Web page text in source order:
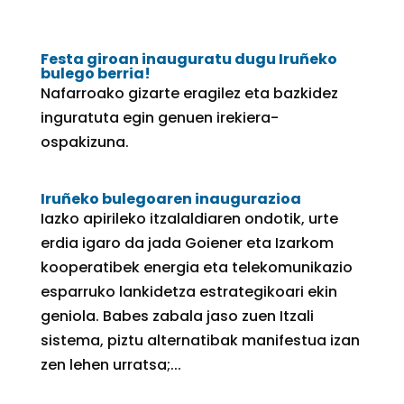
Festa giroan inauguratu dugu Iruñeko
bulego berria!
Nafarroako gizarte eragilez eta bazkidez
inguratuta egin genuen irekiera-
ospakizuna.
Iruñeko bulegoaren inaugurazioa
Iazko apirileko itzalaldiaren ondotik, urte
erdia igaro da jada Goiener eta Izarkom
kooperatibek energia eta telekomunikazio
esparruko lankidetza estrategikoari ekin
geniola. Babes zabala jaso zuen Itzali
sistema, piztu alternatibak manifestua izan
zen lehen urratsa;...